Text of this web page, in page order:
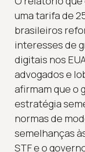
uma tarifa de
brasileiros
interesses de
digitais nos
advogados e
afirmam que o
estratégia
normas de
semelhanças
STF e o